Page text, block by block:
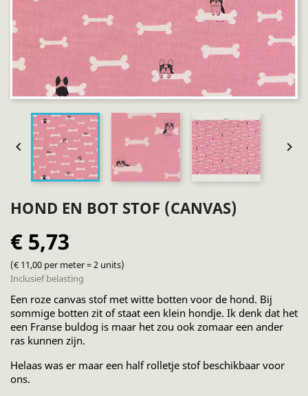
 
HOND EN BOT STOF (CANVAS)
€ 5,73
(€ 11,00 per meter = 2 units)
Inclusief belasting
Een roze canvas stof met witte botten voor de hond. Bij
sommige botten zit of staat een klein hondje. Ik denk dat het
een Franse buldog is maar het zou ook zomaar een ander
ras kunnen zijn.
Helaas was er maar een half rolletje stof beschikbaar voor
ons.